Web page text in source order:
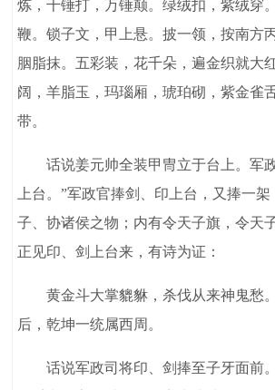
炼，千锤打，万锤颠。绿绒扣，紫绒穿
鞭。锁子文，甲上悬。披一领，按南方
胭脂抹。五彩装，花千朵，遍金织就大
阔，羊脂玉，玛瑙厢，琥珀砌，紫金雀
带。
话说姜元帅全装甲冑立于台上。军政
上台。”军政官捧剑、印上台，又捧一
子、协诸侯之物；内有令天子旗，令天
正见印、剑上台来，有诗为证：
黄金斗大掌貔貅，杀伐从来神鬼愁
后，乾坤一统属西周。
话说军政司将印、剑捧至子牙面前